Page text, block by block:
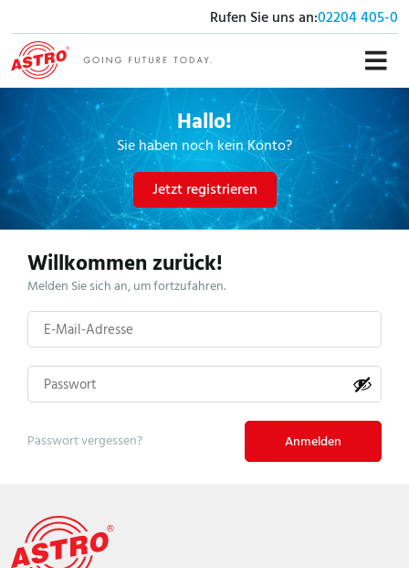
Rufen Sie uns an:02204 405-0
Hallo!
Sie haben noch kein Konto?
Jetzt registrieren
Willkommen zurück!
Melden Sie sich an, um fortzufahren.
Anmelden
Passwort vergessen?